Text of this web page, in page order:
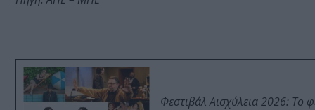
Φεστιβάλ Αισχύλεια 2026: Το